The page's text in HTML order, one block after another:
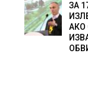
ЗА
АКО